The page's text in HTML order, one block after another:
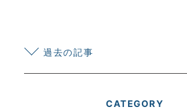
過去の記事
CATEGORY